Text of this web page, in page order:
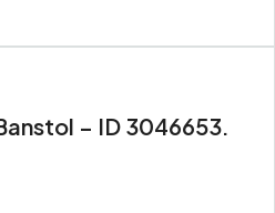
– ID 3046653.